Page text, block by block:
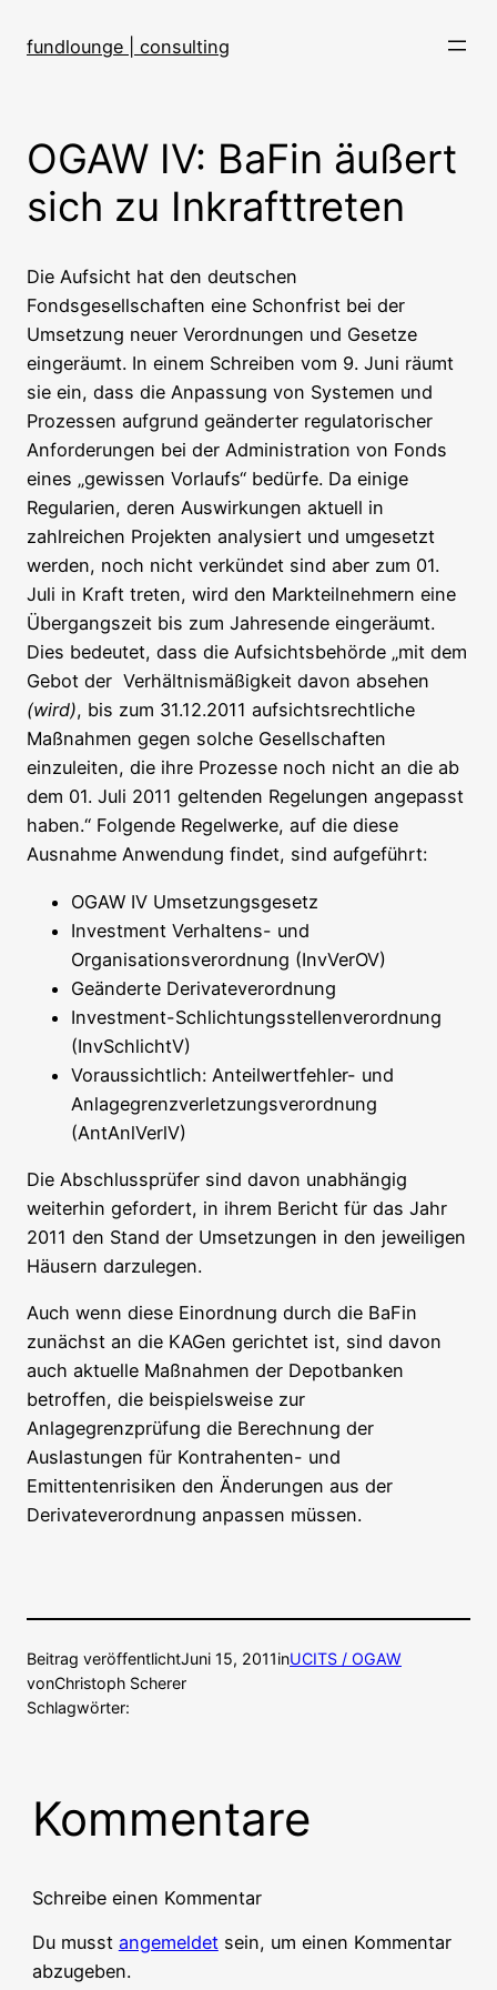
zumfundlounge | consulting
OGAW IV: BaFin äußert
sich zu Inkrafttreten
Die Aufsicht hat den deutschen
Fondsgesellschaften eine Schonfrist bei der
Umsetzung neuer Verordnungen und Gesetze
eingeräumt. In einem Schreiben vom 9. Juni räumt
sie ein, dass die Anpassung von Systemen und
Prozessen aufgrund geänderter regulatorischer
Anforderungen bei der Administration von Fonds
eines „gewissen Vorlaufs“ bedürfe. Da einige
Regularien, deren Auswirkungen aktuell in
zahlreichen Projekten analysiert und umgesetzt
werden, noch nicht verkündet sind aber zum 01.
Juli in Kraft treten, wird den Markteilnehmern eine
Übergangszeit bis zum Jahresende eingeräumt.
Dies bedeutet, dass die Aufsichtsbehörde „mit dem
Gebot der Verhältnismäßigkeit davon absehen
(wird), bis zum 31.12.2011 aufsichtsrechtliche
Maßnahmen gegen solche Gesellschaften
einzuleiten, die ihre Prozesse noch nicht an die ab
dem 01. Juli 2011 geltenden Regelungen angepasst
haben.“ Folgende Regelwerke, auf die diese
Ausnahme Anwendung findet, sind aufgeführt:
OGAW IV Umsetzungsgesetz
Investment Verhaltens- und
Organisationsverordnung (InvVerOV)
Geänderte Derivateverordnung
Investment-Schlichtungsstellenverordnung
(InvSchlichtV)
Voraussichtlich: Anteilwertfehler- und
Anlagegrenzverletzungsverordnung
(AntAnlVerlV)
Die Abschlussprüfer sind davon unabhängig
weiterhin gefordert, in ihrem Bericht für das Jahr
2011 den Stand der Umsetzungen in den jeweiligen
Häusern darzulegen.
Auch wenn diese Einordnung durch die BaFin
zunächst an die KAGen gerichtet ist, sind davon
auch aktuelle Maßnahmen der Depotbanken
betroffen, die beispielsweise zur
Anlagegrenzprüfung die Berechnung der
Auslastungen für Kontrahenten- und
Emittentenrisiken den Änderungen aus der
Derivateverordnung anpassen müssen.
Beitrag veröffentlichtJuni 15, 2011inUCITS / OGAW
vonChristoph Scherer
Schlagwörter:
Kommentare
Schreibe einen Kommentar
Du musst angemeldetsein, um einen Kommentar
abzugeben.